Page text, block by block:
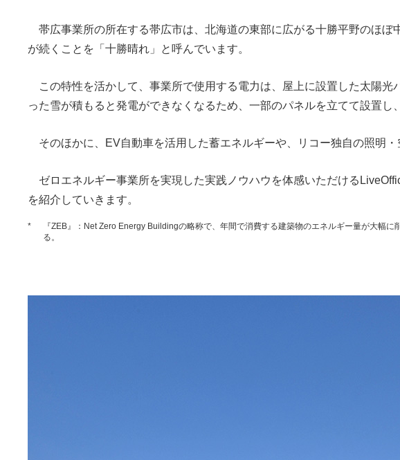
帯広事業所の所在する帯広市は、北海道の東部に広がる十勝平野のほ
が続くことを「十勝晴れ」と呼んでいます。
この特性を活かして、事業所で使用する電力は、屋上に設置した太陽
った雪が積もると発電ができなくなるため、一部のパネルを立てて設置
そのほかに、EV自動車を活用した蓄エネルギーや、リコー独自の照明
ゼロエネルギー事業所を実現した実践ノウハウを体感いただける
を紹介していきます。
*
『ZEB』：Net Zero Energy Buildingの略称で、年間で消費する建築物のエネルギー量が大幅
る。